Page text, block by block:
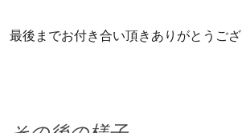
最後までお付き合い頂きありがとうござ